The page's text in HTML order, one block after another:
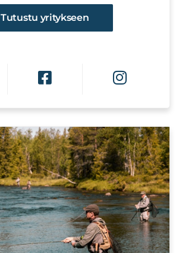
Tutustu yritykseen